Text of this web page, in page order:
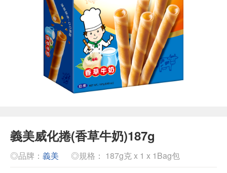
義美威化捲(香草牛奶)187g
◎品牌： 義美 ◎規格： 187g克 x 1 x 1Bag包